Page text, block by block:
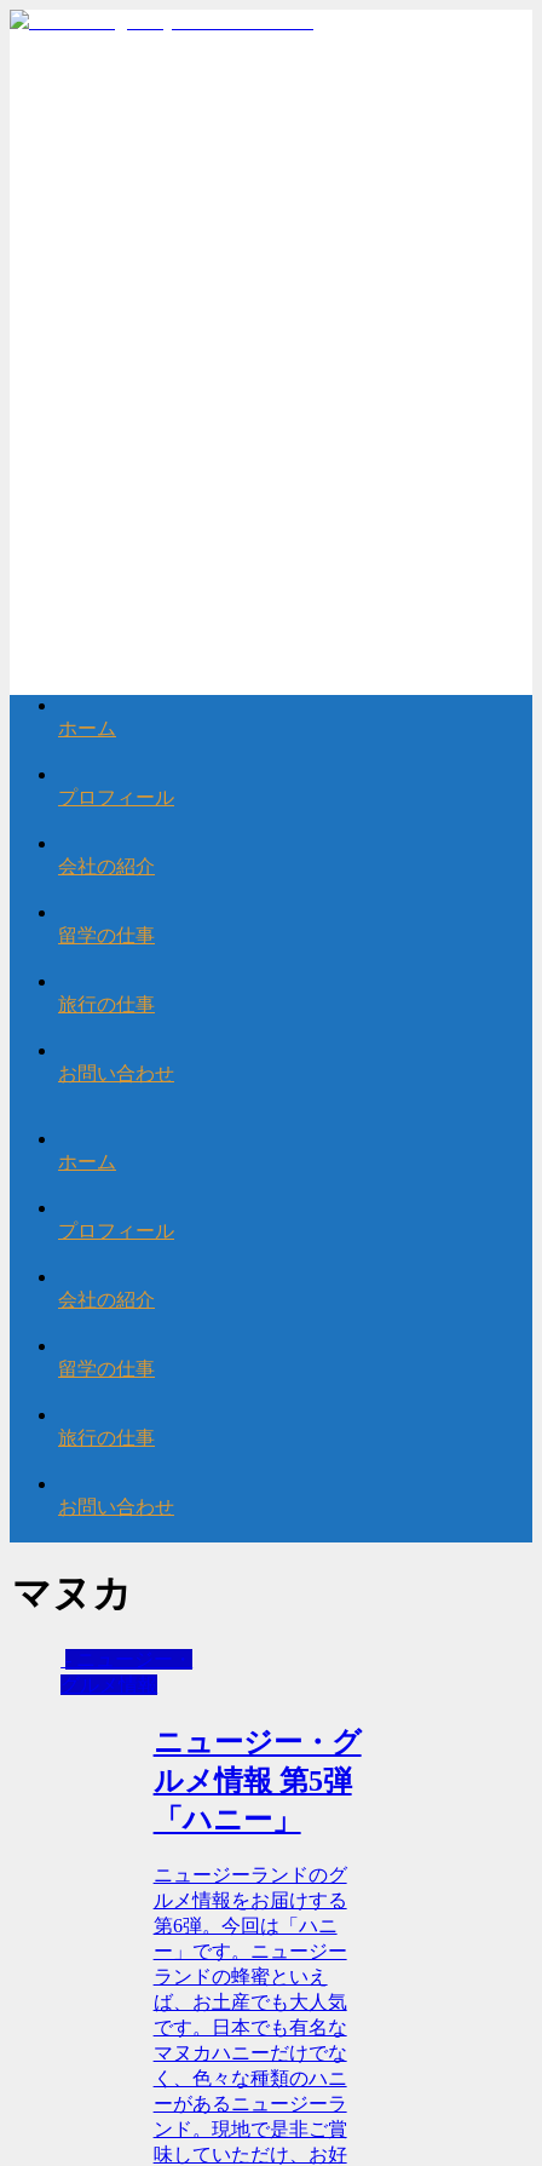
ホーム
プロフィール
会社の紹介
留学の仕事
旅行の仕事
お問い合わせ
ホーム
プロフィール
会社の紹介
留学の仕事
旅行の仕事
お問い合わせ
マヌカ
- ニュージー・
グルメ情報
ニュージー・グ
ルメ情報 第5弾
「ハニー」
ニュージーランドのグ
ルメ情報をお届けする
第6弾。今回は「ハニ
ー」です。ニュージー
ランドの蜂蜜といえ
ば、お土産でも大人気
です。日本でも有名な
マヌカハニーだけでな
く、色々な種類のハニ
ーがあるニュージーラ
ンド。現地で是非ご賞
味していただけ、お好